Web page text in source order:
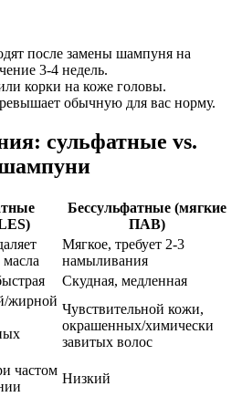
после замены шампуня на
3-4 недель.
корки на коже головы.
обычную для вас норму.
сульфатные vs.
Бессульфатные (мягкие
ПАВ)
Мягкое, требует 2-3
намыливания
Скудная, медленная
жирной
Чувствительной кожи,
окрашенных/химически
завитых волос
частом
Низкий